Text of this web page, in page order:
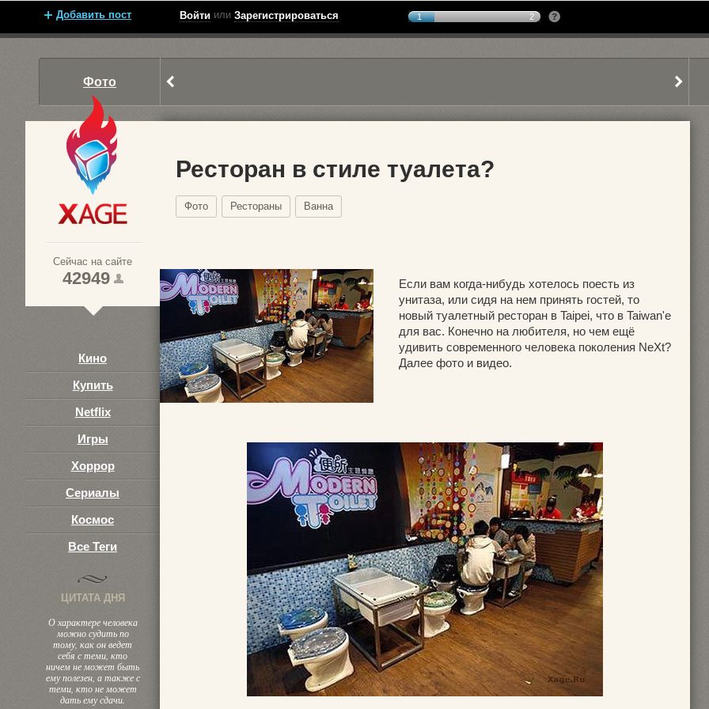
Добавить пост Войти или Зарегистрироваться 1 2
Фото
Сейчас на сайте
42949
Кино
Купить
Netflix
Игры
Хоррор
Сериалы
Космос
Все Теги
ЦИТАТА ДНЯ
О характере человека
можно судить по
тому, как он ведет
себя с теми, кто
ничем не может быть
ему полезен, а также с
теми, кто не может
дать ему сдачи.
Ресторан в стиле туалета?
Фото Рестораны Ванна
Если вам когда-нибудь хотелось поесть из
унитаза, или сидя на нем принять гостей, то
новый туалетный ресторан в Taipei, что в Taiwan'е
для вас. Конечно на любителя, но чем ещё
удивить современного человека поколения NeXt?
Далее фото и видео.